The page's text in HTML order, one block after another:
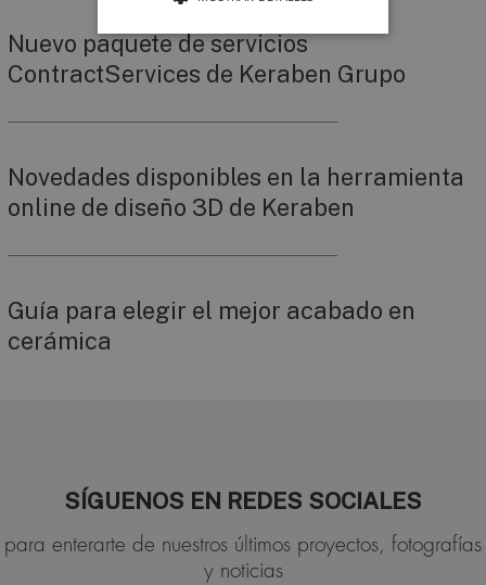
Nuevo paquete de servicios
ContractServices de Keraben Grupo
Novedades disponibles en la herramienta
online de diseño 3D de Keraben
Guía para elegir el mejor acabado en
cerámica
SÍGUENOS EN REDES SOCIALES
para enterarte de nuestros últimos proyectos, fotografías
y noticias